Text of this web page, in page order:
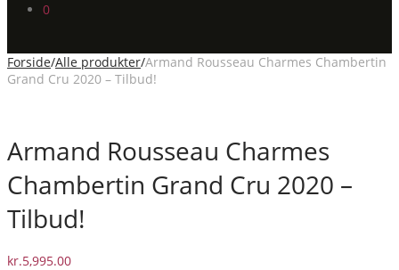
0
Forside/Alle produkter/Armand Rousseau Charmes Chambertin
Grand Cru 2020 – Tilbud!
Armand Rousseau Charmes
Chambertin Grand Cru 2020 –
Tilbud!
kr.5,995.00